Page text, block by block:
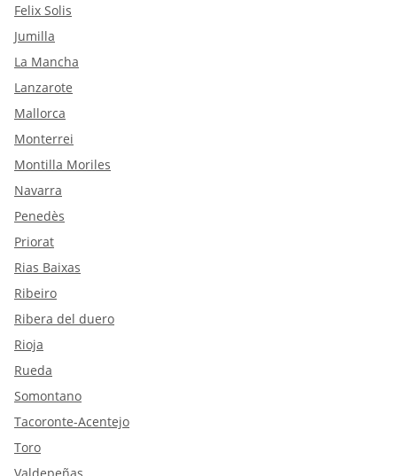
Felix Solis
Jumilla
La Mancha
Lanzarote
Mallorca
Monterrei
Montilla Moriles
Navarra
Penedès
Priorat
Rias Baixas
Ribeiro
Ribera del duero
Rioja
Rueda
Somontano
Tacoronte-Acentejo
Toro